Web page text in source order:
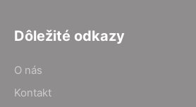
Dôležité odkazy
O nás
Kontakt